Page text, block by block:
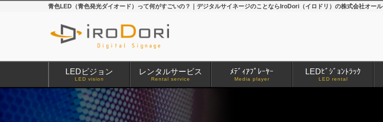
青色LED（青色発光ダイオード）って何がすごいの？｜デジタルサイネージのことならIroDori（イロドリ）の株式会社オール
LEDビジョン
LED vision
レンタルサービス
Rental service
ﾒﾃﾞｨｱﾌﾟﾚｰﾔｰ
Media player
LEDﾋﾞｼﾞｮﾝﾄﾗｯｸ
LED rental